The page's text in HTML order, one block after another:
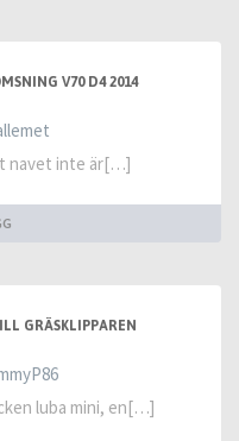
V70 D4 2014
navet inte är[…]
GRÄSKLIPPAREN
luba mini, en[…]